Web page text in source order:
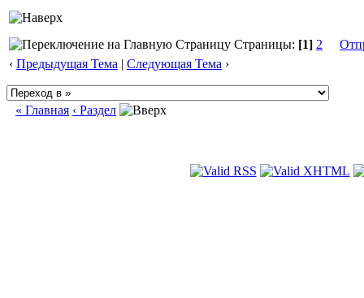
Страницы: [1] 2
‹ Предыдущая Тема | Следующая Тема ›
« Главная ‹ Раздел